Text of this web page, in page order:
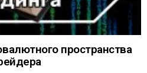
пространства